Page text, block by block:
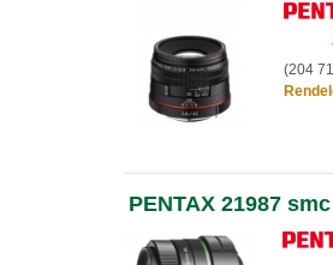
(204
PENTAX 21987